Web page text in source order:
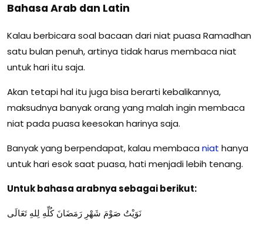
Bahasa Arab dan Latin
Kalau berbicara soal bacaan dari niat puasa Ramadhan
satu bulan penuh, artinya tidak harus membaca niat
untuk hari itu saja.
Akan tetapi hal itu juga bisa berarti kebalikannya,
maksudnya banyak orang yang malah ingin membaca
niat pada puasa keesokan harinya saja.
Banyak yang berpendapat, kalau membaca niat hanya
untuk hari esok saat puasa, hati menjadi lebih tenang.
Untuk bahasa arabnya sebagai berikut:
نَوَيْتُ صَوْمَ شَهْرِ رَمَضَانَ كُلِّهِ لِلهِ تَعَالَى